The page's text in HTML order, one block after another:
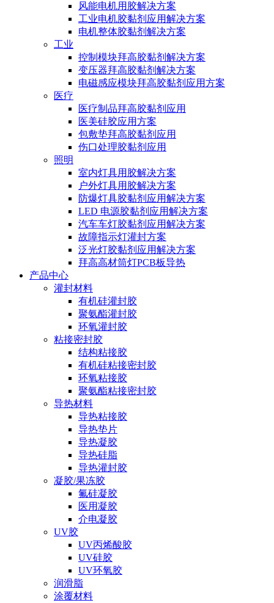
风能电机用胶解决方案
工业电机胶黏剂应用解决方案
电机整体胶黏剂解决方案
工业
控制模块拜高胶黏剂解决方案
变压器拜高胶黏剂解决方案
电磁感应模块拜高胶黏剂应用方案
医疗
医疗制品拜高胶黏剂应用
医美硅胶应用方案
包敷垫拜高胶黏剂应用
伤口处理胶黏剂应用
照明
室内灯具用胶解决方案
户外灯具用胶解决方案
防爆灯具胶黏剂应用解决方案
LED 电源胶黏剂应用解决方案
汽车车灯胶黏剂应用解决方案
故障指示灯灌封方案
泛光灯胶黏剂应用解决方案
拜高高材筒灯PCB板导热
产品中心
灌封材料
有机硅灌封胶
聚氨酯灌封胶
环氧灌封胶
粘接密封胶
结构粘接胶
有机硅粘接密封胶
环氧粘接胶
聚氨酯粘接密封胶
导热材料
导热粘接胶
导热垫片
导热凝胶
导热硅脂
导热灌封胶
凝胶/果冻胶
氟硅凝胶
医用凝胶
介电凝胶
UV胶
UV丙烯酸胶
UV硅胶
UV环氧胶
润滑脂
涂覆材料